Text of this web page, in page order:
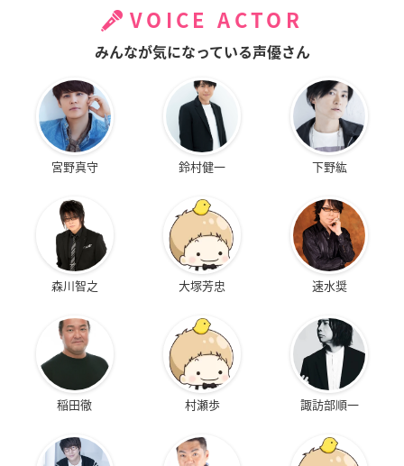
VOICE ACTOR
みんなが気になっている声優さん
宮野真守 鈴村健一 下野紘
森川智之 大塚芳忠 速水奨
稲田徹 村瀬歩 諏訪部順一